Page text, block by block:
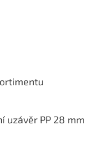
uzávěr PP 28 mm